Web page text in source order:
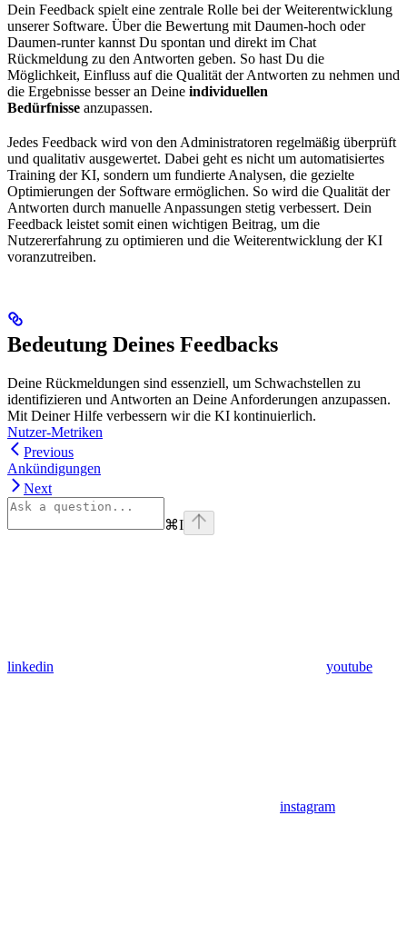
Dein Feedback spielt eine zentrale Rolle bei der Weiterentwicklung
unserer Software. Über die Bewertung mit Daumen-hoch oder
Daumen-runter kannst Du spontan und direkt im Chat
Rückmeldung zu den Antworten geben. So hast Du die
Möglichkeit, Einfluss auf die Qualität der Antworten zu nehmen und
die Ergebnisse besser an Deine individuellen
Bedürfnisse anzupassen.
Jedes Feedback wird von den Administratoren regelmäßig überprüft
und qualitativ ausgewertet. Dabei geht es nicht um automatisiertes
Training der KI, sondern um fundierte Analysen, die gezielte
Optimierungen der Software ermöglichen. So wird die Qualität der
Antworten durch manuelle Anpassungen stetig verbessert. Dein
Feedback leistet somit einen wichtigen Beitrag, um die
Nutzererfahrung zu optimieren und die Weiterentwicklung der KI
voranzutreiben.
Bedeutung Deines Feedbacks
Deine Rückmeldungen sind essenziell, um Schwachstellen zu
identifizieren und Antworten an Deine Anforderungen anzupassen.
Mit Deiner Hilfe verbessern wir die KI kontinuierlich.
Nutzer-Metriken
Previous
Ankündigungen
Next
⌘I
linkedin youtube
instagram